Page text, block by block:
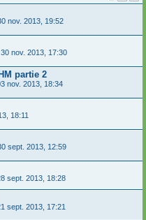
nov. 2013, 19:52
30 nov. 2013, 17:30
partie 2
nov. 2013, 18:34
18:11
sept. 2013, 12:59
sept. 2013, 18:28
sept. 2013, 17:21